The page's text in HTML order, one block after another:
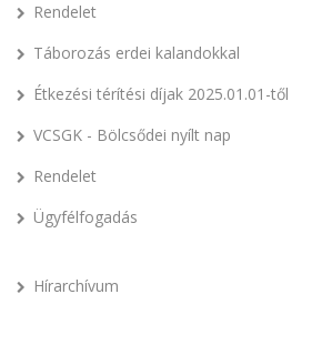
Rendelet
Táborozás erdei kalandokkal
Étkezési térítési díjak 2025.01.01-től
VCSGK - Bölcsődei nyílt nap
Rendelet
Ügyfélfogadás
Hírarchívum